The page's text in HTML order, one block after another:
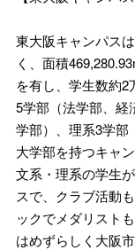
東大阪キャンパス
く、面積
を有し、学生数約
5学部（法学部、経
学部）、理系3学部
大学部を持つキャン
文系・理系の学生
スで、クラブ活動
ックでメダリスト
はめずらしく大阪